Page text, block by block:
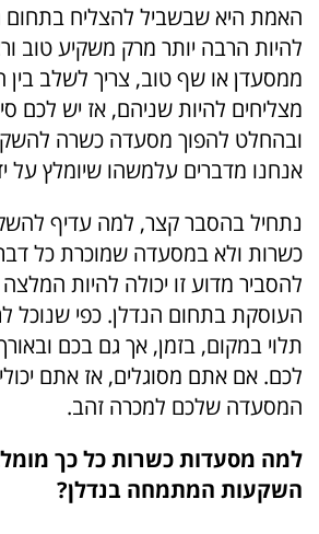
האמת היא שבשביל להצליח בתחום
להיות הרבה יותר מרק משקיע טוב
ממסעדן או שף טוב, צריך לשלב בין
מצליחים להיות שניהם, אז יש לכם
ובהחלט להפוך מסעדה כשרה
אנחנו מדברים עלמשהו שיומלץ על
נתחיל בהסבר קצר, למה עדיף
כשרות ולא במסעדה שמוכרת כל
להסביר מדוע זו יכולה להיות
העוסקת בתחום הנדלן. כפי שנוכל
תלוי במקום, בזמן, אך גם בכם
לכם. אם אתם מסוגלים, אז אתם
המסעדה שלכם למכרה זהב.
למה מסעדות כשרות כל כך
השקעות המתמחה בנדלן?